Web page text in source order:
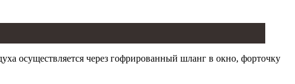
осуществляется через гофрированный шланг в окно, форточку